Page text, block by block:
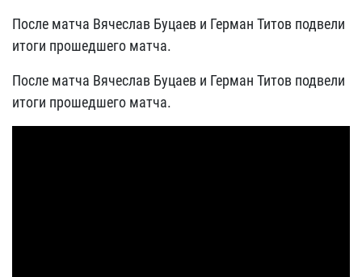
После матча Вячеслав Буцаев и Герман Титов подвели
итоги прошедшего матча.
После матча Вячеслав Буцаев и Герман Титов подвели
итоги прошедшего матча.